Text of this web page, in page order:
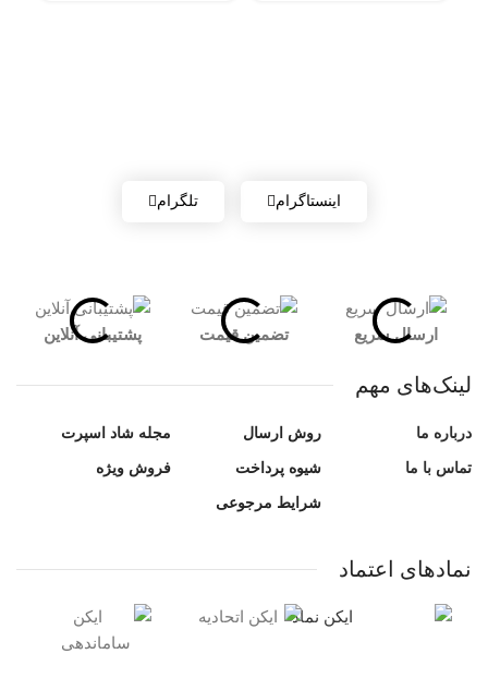
اینستاگرام تلگرام
ارسال سریع تضمین قیمت پشتیبانی آنلاین
لینک‌های مهم
درباره ما
تماس با ما
روش ارسال
شیوه پرداخت
شرایط مرجوعی
مجله شاد اسپرت
فروش ویژه
نمادهای اعتماد